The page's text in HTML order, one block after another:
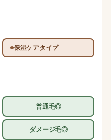
保湿ケアタイプ
普通毛◎
ダメージ毛◎